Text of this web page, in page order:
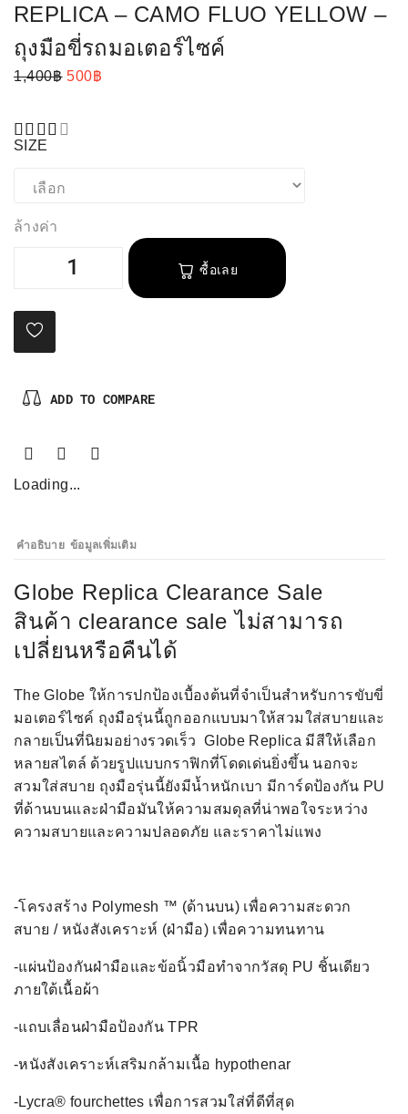
REPLICA – CAMO FLUO YELLOW –
ถุงมือขี่รถมอเตอร์ไซค์
1,400฿ 500฿
SIZE
ล้างค่า
ซื้อเลย
ADD TO COMPARE
Loading...
คำอธิบาย ข้อมูลเพิ่มเติม
Globe Replica Clearance Sale
สินค้า clearance sale ไม่สามารถ
เปลี่ยนหรือคืนได้
The Globe ให้การปกป้องเบื้องต้นที่จำเป็นสำหรับการขับขี่
มอเตอร์ไซค์ ถุงมือรุ่นนี้ถูกออกแบบมาให้สวมใส่สบายและ
กลายเป็นที่นิยมอย่างรวดเร็ว Globe Replica มีสีให้เลือก
หลายสไตล์ ด้วยรูปแบบกราฟิกที่โดดเด่นยิ่งขึ้น นอกจะ
สวมใส่สบาย ถุงมือรุ่นนี้ยังมีน้ำหนักเบา มีการ์ดป้องกัน PU
ที่ด้านบนและฝ่ามือมันให้ความสมดุลที่น่าพอใจระหว่าง
ความสบายและความปลอดภัย และราคาไม่แพง
-โครงสร้าง Polymesh ™ (ด้านบน) เพื่อความสะดวก
สบาย / หนังสังเคราะห์ (ฝ่ามือ) เพื่อความทนทาน
-แผ่นป้องกันฝ่ามือและข้อนิ้วมือทำจากวัสดุ PU ชิ้นเดียว
ภายใต้เนื้อผ้า
-แถบเลื่อนฝ่ามือป้องกัน TPR
-หนังสังเคราะห์เสริมกล้ามเนื้อ hypothenar
-Lycra® fourchettes เพื่อการสวมใส่ที่ดีที่สุด